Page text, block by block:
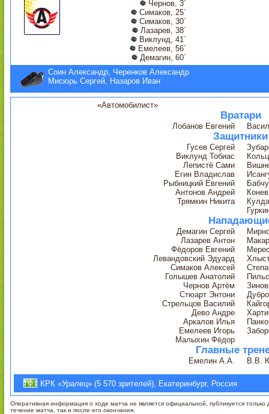
Чернов, 3´
Симаков, 25´
Симаков, 30´
Лазарев, 38´
Виклунд, 41´
Емелеев, 56´
Демагин, 60´
Соин Александр, Черенков Александр
Мисюрь Сергей, Назаров Иван
«Автомобилист»
Вратари
Лобанов Евгений
Защитники
Гусев Сергей
Виклунд Тобиас
Лепистё Сами
Егин Владислав
Рыбницкий Евгений
Антонов Андрей
Трямкин Никита
Демагин Сергей
Лазарев Антон
Фёдоров Евгений
Левандовский Эдуард
Симаков Алексей
Голышев Анатолий
Чернов Артём
Стюарт Энтони
Стрельцов Василий
Дево Андре
Аркалов Илья
Емелеев Игорь
Малыхин Фёдор
Главные
Емелин А.А. В.В.
КРК «Уралец» (5 570 зрителей), Екатеринбург, Россия
Оперативная информация о ходе матча не является официальной, публикуется только
течение матча, так и после его окончания.